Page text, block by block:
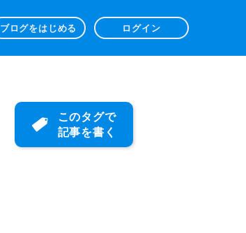
ブログをはじめる ログイン
このタグで
記事を書く